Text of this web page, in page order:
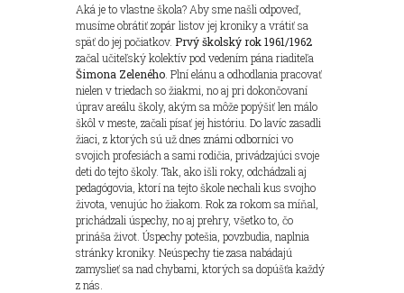
Aká je to vlastne škola? Aby sme našli odpoveď,
musíme obrátiť zopár listov jej kroniky a vrátiť sa
späť do jej počiatkov. Prvý školský rok 1961/1962
začal učiteľský kolektív pod vedením pána riaditeľa
Šimona Zeleného . Plní elánu a odhodlania pracovať
nielen v triedach so žiakmi, no aj pri dokončovaní
úprav areálu školy, akým sa môže popýšiť len málo
škôl v meste, začali písať jej históriu. Do lavíc zasadli
žiaci, z ktorých sú už dnes známi odborníci vo
svojich profesiách a sami rodičia, privádzajúci svoje
deti do tejto školy. Tak, ako išli roky, odchádzali aj
pedagógovia, ktorí na tejto škole nechali kus svojho
života, venujúc ho žiakom. Rok za rokom sa míňal,
prichádzali úspechy, no aj prehry, všetko to, čo
prináša život. Úspechy potešia, povzbudia, naplnia
stránky kroniky. Neúspechy tie zasa nabádajú
zamyslieť sa nad chybami, ktorých sa dopúšťa každý
z nás.